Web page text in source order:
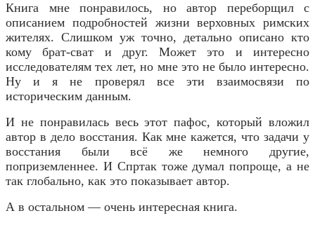
Книга мне понравилось, но автор переборщил с
описанием подробностей жизни верховных римских
жителях. Слишком уж точно, детально описано кто
кому брат-сват и друг. Может это и интересно
исследователям тех лет, но мне это не было интересно.
Ну и я не проверял все эти взаимосвязи по
историческим данным.
И не понравилась весь этот пафос, который вложил
автор в дело восстания. Как мне кажется, что задачи у
восстания были всё же немного другие,
поприземленнее. И Спртак тоже думал попроще, а не
так глобально, как это показывает автор.
А в остальном — очень интересная книга.